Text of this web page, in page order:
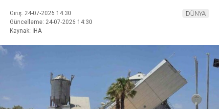
Giriş: 24-07-2026 14:30
Güncelleme: 24-07-2026 14:30
Kaynak: İHA
DÜNYA